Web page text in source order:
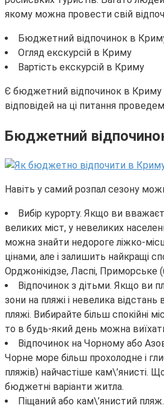
якому можна провести свій
Бюджетний відпочинок в
Огляд екскурсій в Криму
Вартість екскурсій в Криму
Є бюджетний відпочинок в Криму
відповідей на ці питання
Бюджетний
Навіть у самий розпал сезону
Вибір курорту. Якщо ви
великих міст, у невеликих
можна знайти недороге ліжко-
цінами, але і залишить найкращі
Орджонікідзе, Ласпі, Приморське
Відпочинок з дітьми. Якщо ви
зони на пляжі і невелика
пляжі. Вибирайте більш спокійні
то в будь-який день можна
Відпочинок на Чорному або
Чорне море більш прохолодне і
пляжів) найчастіше кам\’янисті.
бюджетні варіанти житла.
Піщаний або кам\’янистий